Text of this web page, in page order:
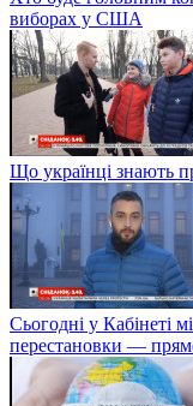
виборах у США
Що українці знають
Сьогодні у Кабінеті
перестановки —